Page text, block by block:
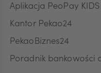
Aplikacja PeoPay KIDS
Kantor Pekao24
PekaoBiznes24
Poradnik bankowości